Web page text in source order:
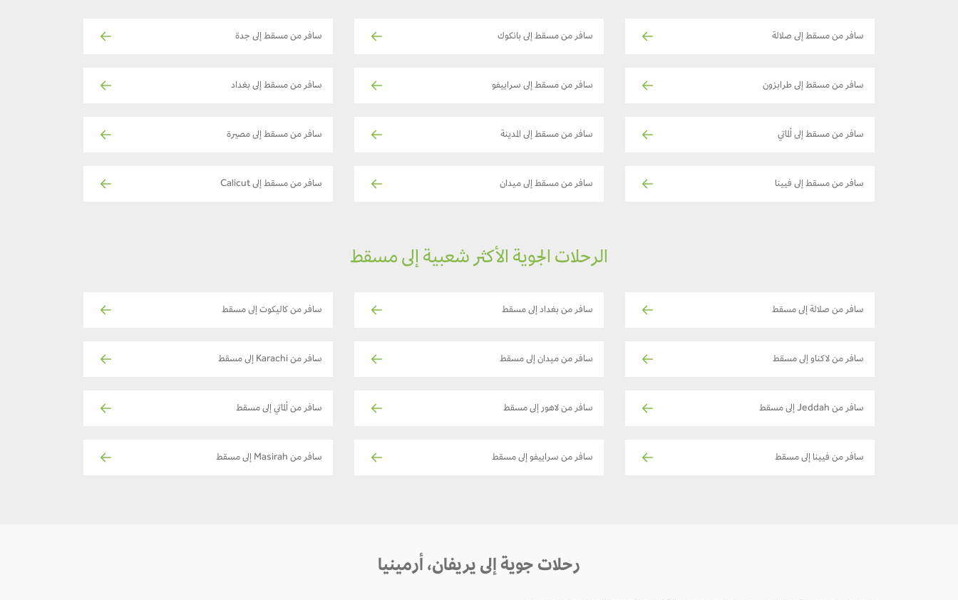
سافر من مسقط إلى صلالة سافر من مسقط إلى بانكوك سافر من مسقط إلى جدة
سافر من مسقط إلى طرابزون سافر من مسقط إلى سراييفو سافر من مسقط إلى بغداد
سافر من مسقط إلى ألماتي سافر من مسقط إلى المدينة سافر من مسقط إلى مصيرة
سافر من مسقط إلى فيينا سافر من مسقط إلى ميدان سافر من مسقط إلى Calicut
الرحلات الجوية الأكثر شعبية إلى مسقط
سافر من صلالة إلى مسقط سافر من بغداد إلى مسقط سافر من كاليكوت إلى مسقط
سافر من لاكناو إلى مسقط سافر من ميدان إلى مسقط سافر من Karachi إلى مسقط
سافر من Jeddah إلى مسقط سافر من لاهور إلى مسقط سافر من ألماتي إلى مسقط
سافر من فيينا إلى مسقط سافر من سراييفو إلى مسقط سافر من Masirah إلى مسقط
رحلات جوية إلى يريفان، أرمينيا